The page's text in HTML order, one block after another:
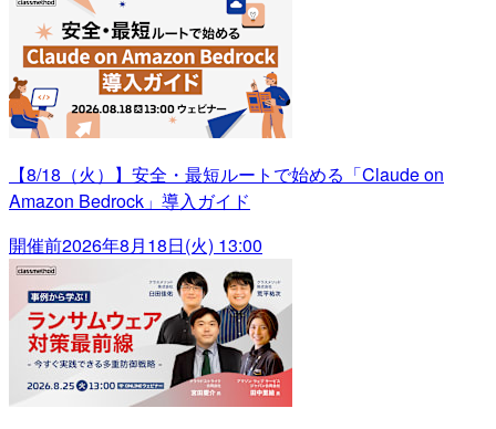
【8/18（火）】安全・最短ルートで始める「Claude on
Amazon Bedrock」導入ガイド
開催前2026年8月18日(火) 13:00